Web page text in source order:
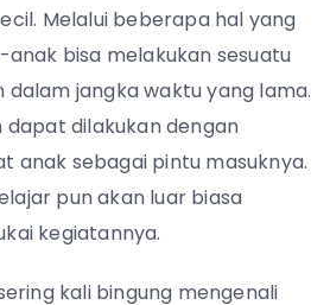
Melalui beberapa hal yang
anak bisa melakukan sesuatu
dalam jangka waktu yang lama.
dilakukan dengan
anak sebagai pintu masuknya.
pun akan luar biasa
kegiatannya.
kali bingung mengenali